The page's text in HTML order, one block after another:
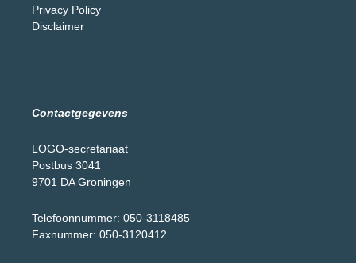
Privacy Policy
Disclaimer
Contactgegevens
LOGO-secretariaat
Postbus 3041
9701 DA Groningen
Telefoonnummer: 050-3118485
Faxnummer: 050-3120412